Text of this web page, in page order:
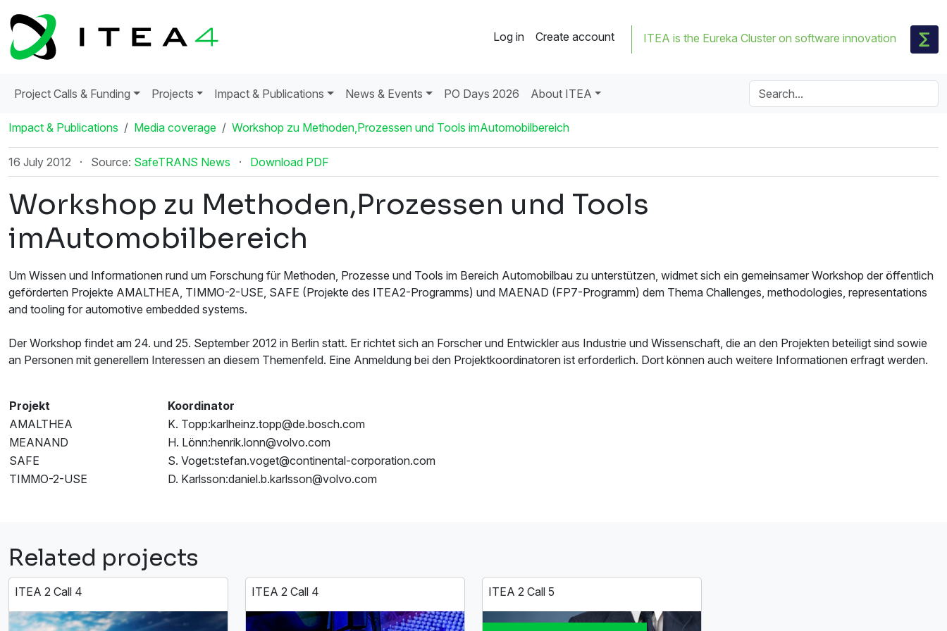
Log in Create account ITEA is the Eureka Cluster on software innovation
Project Calls & Funding Projects Impact & Publications News & Events PO Days 2026 About ITEA
Impact & Publications Media coverage Workshop zu Methoden,Prozessen und Tools imAutomobilbereich
16 July 2012 · Source: SafeTRANS News · Download PDF
Workshop zu Methoden,Prozessen und Tools
imAutomobilbereich
Um Wissen und Informationen rund um Forschung für Methoden, Prozesse und Tools im Bereich Automobilbau zu unterstützen, widmet sich ein gemeinsamer Workshop der öffentlich
geförderten Projekte AMALTHEA, TIMMO-2-USE, SAFE (Projekte des ITEA2-Programms) und MAENAD (FP7-Programm) dem Thema Challenges, methodologies, representations
and tooling for automotive embedded systems.
Der Workshop findet am 24. und 25. September 2012 in Berlin statt. Er richtet sich an Forscher und Entwickler aus Industrie und Wissenschaft, die an den Projekten beteiligt sind sowie
an Personen mit generellem Interessen an diesem Themenfeld. Eine Anmeldung bei den Projektkoordinatoren ist erforderlich. Dort können auch weitere Informationen erfragt werden.
Projekt
Koordinator
AMALTHEA
K. Topp:karlheinz.topp@de.bosch.com
MEANAND
H. Lönn:henrik.lonn@volvo.com
SAFE
S. Voget:stefan.voget@continental-corporation.com
TIMMO-2-USE
D. Karlsson:daniel.b.karlsson@volvo.com
Related projects
ITEA 2 Call 4 ITEA 2 Call 4 ITEA 2 Call 5